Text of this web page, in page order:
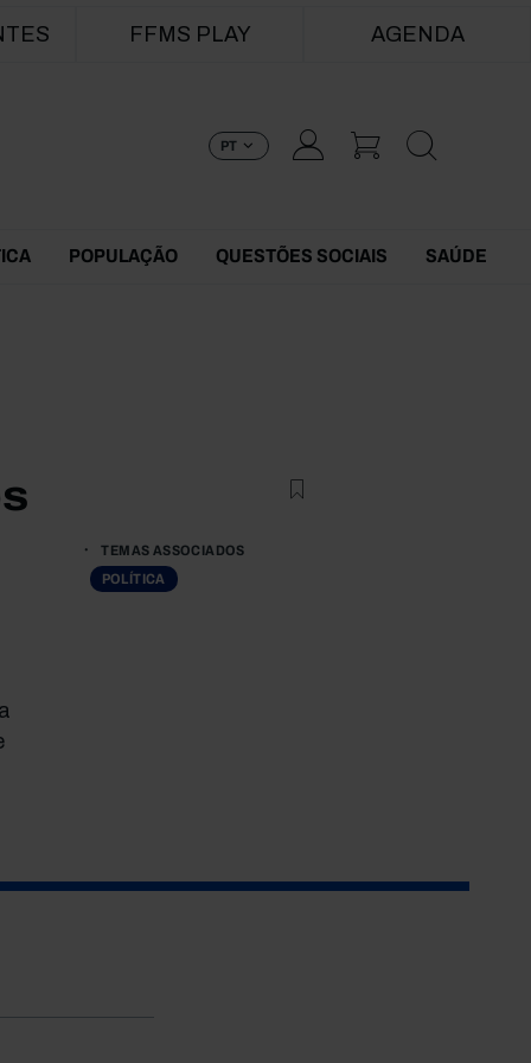
FFMS PLAY AGENDA
PT
POPULAÇÃO QUESTÕES SOCIAIS SAÚDE
TEMAS ASSOCIADOS
POLÍTICA